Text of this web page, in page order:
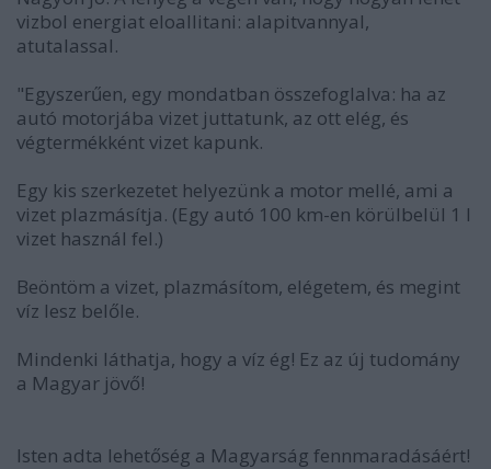
vizbol energiat eloallitani: alapitvannyal,
atutalassal.
"Egyszerűen, egy mondatban összefoglalva: ha az
autó motorjába vizet juttatunk, az ott elég, és
végtermékként vizet kapunk.
Egy kis szerkezetet helyezünk a motor mellé, ami a
vizet plazmásítja. (Egy autó 100 km-en körülbelül 1 l
vizet használ fel.)
Beöntöm a vizet, plazmásítom, elégetem, és megint
víz lesz belőle.
Mindenki láthatja, hogy a víz ég! Ez az új tudomány
a Magyar jövő!
Isten adta lehetőség a Magyarság fennmaradásáért!